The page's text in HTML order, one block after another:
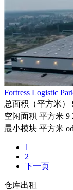
Fortress Logistic
总面积（平方米）
空闲面积 平方米 9
最小模块 平方米
1
2
下一页
仓库出租